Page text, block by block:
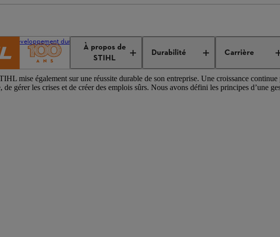
À propos de
STIHL
Durabilité Carrière
Développement durable Une gestion durable
mise également sur une réussite durable de son entreprise. Une croissance
gérer les crises et de créer des emplois sûrs. Nous avons défini les principes d’une